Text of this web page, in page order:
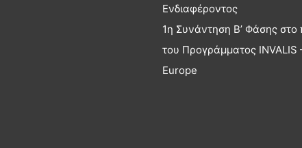
Ενδιαφέροντος
1η Συνάντηση Β’ Φάσης στο
του Προγράμματος INVALIS
Europe